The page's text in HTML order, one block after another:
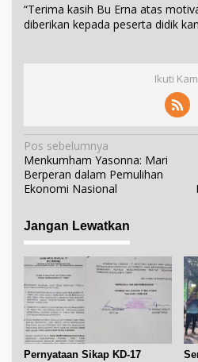
“Terima kasih Bu Erna atas
diberikan kepada peserta didik
Ikuti
N
a
v
g
a
s
i
p
o
s
Pos sebelumnya
Menkumham Yasonna: Mari
Berperan dalam Pemulihan
Ekonomi Nasional
Jangan Lewatkan
Pernyataan Sikap KD-17